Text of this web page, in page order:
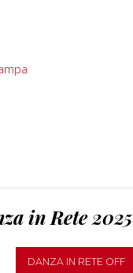
in Rete 2025
DANZA IN RETE OFF